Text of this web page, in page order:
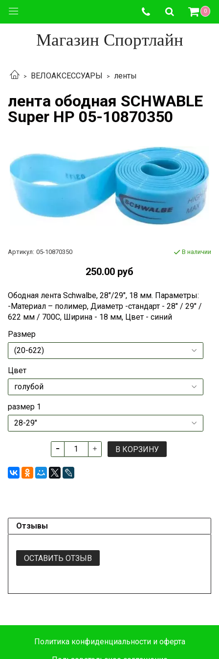
0
Магазин Спортлайн
ВЕЛОАКСЕССУАРЫ ленты
лента ободная SCHWABLE
Super HP 05-10870350
Артикул: 05-10870350 В наличии
250.00 руб
Ободная лента Schwalbe, 28"/29", 18 мм. Параметры:
-Материал – полимер, Диаметр -стандарт - 28" / 29" /
622 мм / 700C, Ширина - 18 мм, Цвет - синий
Размер
Цвет
размер 1
В КОРЗИНУ
Отзывы
ОСТАВИТЬ ОТЗЫВ
Политика конфиденциальности и оферта